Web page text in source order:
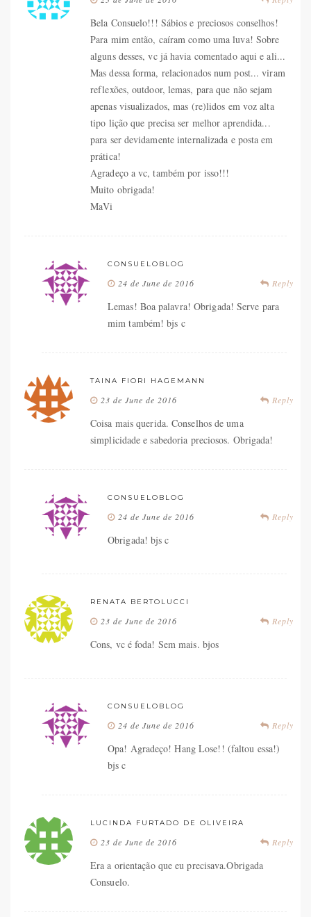
Bela Consuelo!!! Sábios e preciosos conselhos!
Para mim então, caíram como uma luva! Sobre
alguns desses, vc já havia comentado aqui e ali...
Mas dessa forma, relacionados num post... viram
reflexões, outdoor, lemas, para que não sejam
apenas visualizados, mas (re)lidos em voz alta
tipo lição que precisa ser melhor aprendida...
para ser devidamente internalizada e posta em
prática!
Agradeço a vc, também por isso!!!
Muito obrigada!
MaVi
CONSUELOBLOG
Reply
24 de June de 2016
Lemas! Boa palavra! Obrigada! Serve para
mim também! bjs c
TAINA FIORI HAGEMANN
Reply
23 de June de 2016
Coisa mais querida. Conselhos de uma
simplicidade e sabedoria preciosos. Obrigada!
CONSUELOBLOG
Reply
24 de June de 2016
Obrigada! bjs c
RENATA BERTOLUCCI
Reply
23 de June de 2016
Cons, vc é foda! Sem mais. bjos
CONSUELOBLOG
Reply
24 de June de 2016
Opa! Agradeço! Hang Lose!! (faltou essa!)
bjs c
LUCINDA FURTADO DE OLIVEIRA
Reply
23 de June de 2016
Era a orientação que eu precisava.Obrigada
Consuelo.